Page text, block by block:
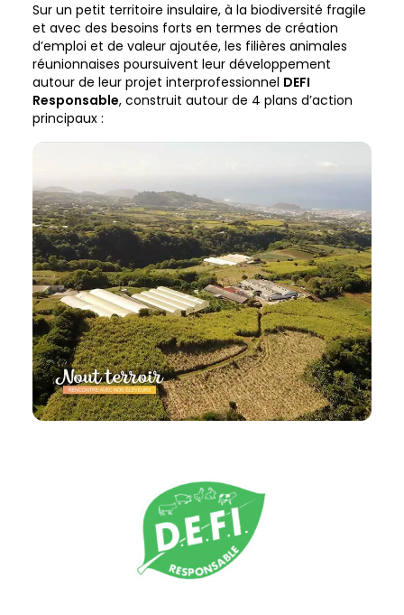
Sur un petit territoire insulaire, à la biodiversité fragile
et avec des besoins forts en termes de création
d’emploi et de valeur ajoutée, les filières animales
réunionnaises poursuivent leur développement
autour de leur projet interprofessionnel DEFI
Responsable, construit autour de 4 plans d’action
principaux :